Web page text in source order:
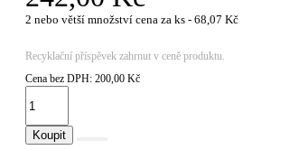
2 nebo větší množství cena za ks - 68,07 Kč
Recyklační příspěvek zahrnut v ceně produktu.
Cena bez DPH: 200,00 Kč
Koupit